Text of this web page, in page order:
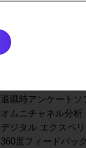
主なユースケース
クアルトリクス
退職時アンケートソ
オムニチャネル分析
デジタル エクスペ
360度フィードバック